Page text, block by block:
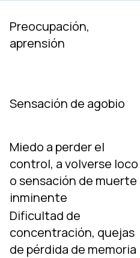
Preocupación,
aprensión
Sensación de agobio
Miedo a perder el
control, a volverse loco
o sensación de muerte
inminente
Dificultad de
concentración, quejas
de pérdida de memoria